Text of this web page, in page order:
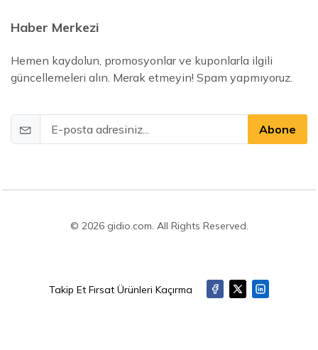
Haber Merkezi
Hemen kaydolun, promosyonlar ve kuponlarla ilgili
güncellemeleri alın. Merak etmeyin! Spam yapmıyoruz.
Abone
© 2026 gidio.com. All Rights Reserved.
Takip Et Fırsat Ürünleri Kaçırma